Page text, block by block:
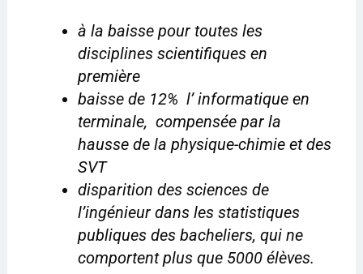
à la baisse pour toutes les
disciplines scientifiques en
première
baisse de 12% l’ informatique en
terminale, compensée par la
hausse de la physique-chimie et des
SVT
disparition des sciences de
l’ingénieur dans les statistiques
publiques des bacheliers, qui ne
comportent plus que 5000 élèves.